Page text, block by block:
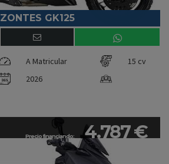
ZONTES GK125
A Matricular
15 cv
2026
Precio financiando: 4.787 €